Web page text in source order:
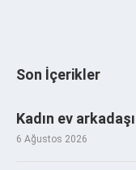
Son İçerikler
Kadın ev arkadaşı
6 Ağustos 2026